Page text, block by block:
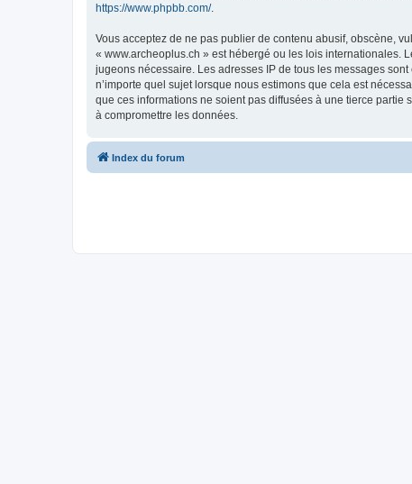
https://www.phpbb.com/.
Vous acceptez de ne pas publier de contenu abusif, obscène,
« www.archeoplus.ch » est hébergé ou les lois internationales.
jugeons nécessaire. Les adresses IP de tous les messages
n’importe quel sujet lorsque nous estimons que cela est
que ces informations ne soient pas diffusées à une tierce
à compromettre les données.
Index du forum